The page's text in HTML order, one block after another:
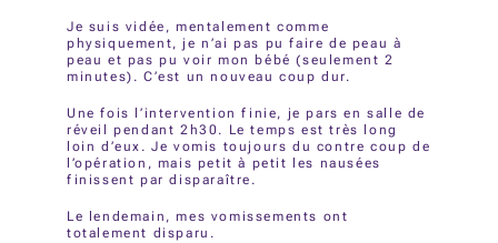
Je suis vidée, mentalement comme
physiquement, je n’ai pas pu faire de peau à
peau et pas pu voir mon bébé (seulement 2
minutes). C’est un nouveau coup dur.
Une fois l’intervention finie, je pars en salle de
réveil pendant 2h30. Le temps est très long
loin d’eux. Je vomis toujours du contre coup de
l’opération, mais petit à petit les nausées
finissent par disparaître.
Le lendemain, mes vomissements ont
totalement disparu.